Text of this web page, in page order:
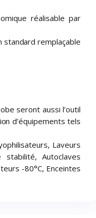
réalisable par
standard remplaçable
seront aussi l’outil
d’équipements tels
Laveurs
Autoclaves
-80°C, Enceintes